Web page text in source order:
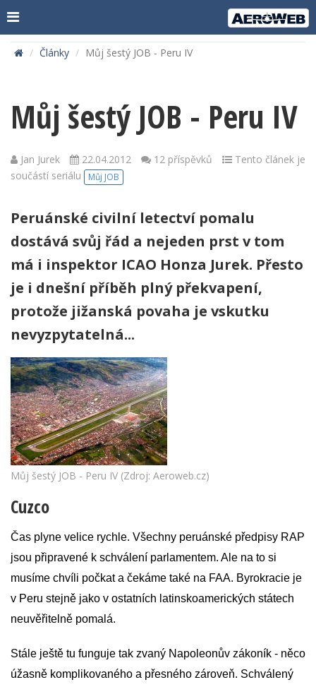
Články Můj šestý JOB - Peru IV
Můj šestý JOB - Peru IV
Jan Jurek 22.04.2012 12 příspěvků
Tento článek je
součástí seriálu
Můj JOB
Peruánské civilní letectví pomalu
dostává svůj řád a nejeden prst v tom
má i inspektor ICAO Honza Jurek. Přesto
je i dnešní příběh plný překvapení,
protože jižanská povaha je vskutku
nevyzpytatelná...
Můj šestý JOB - Peru IV (Zdroj: Aeroweb.cz)
Cuzco
Čas plyne velice rychle. Všechny peruánské předpisy RAP
jsou připravené k schválení parlamentem. Ale na to si
musíme chvíli počkat a čekáme také na FAA. Byrokracie je
v Peru stejně jako v ostatních latinskoamerických státech
neuvěřitelně pomalá.
Stále ještě tu funguje tak zvaný Napoleonův zákoník - něco
úžasně komplikovaného a přesného zároveň. Schválený